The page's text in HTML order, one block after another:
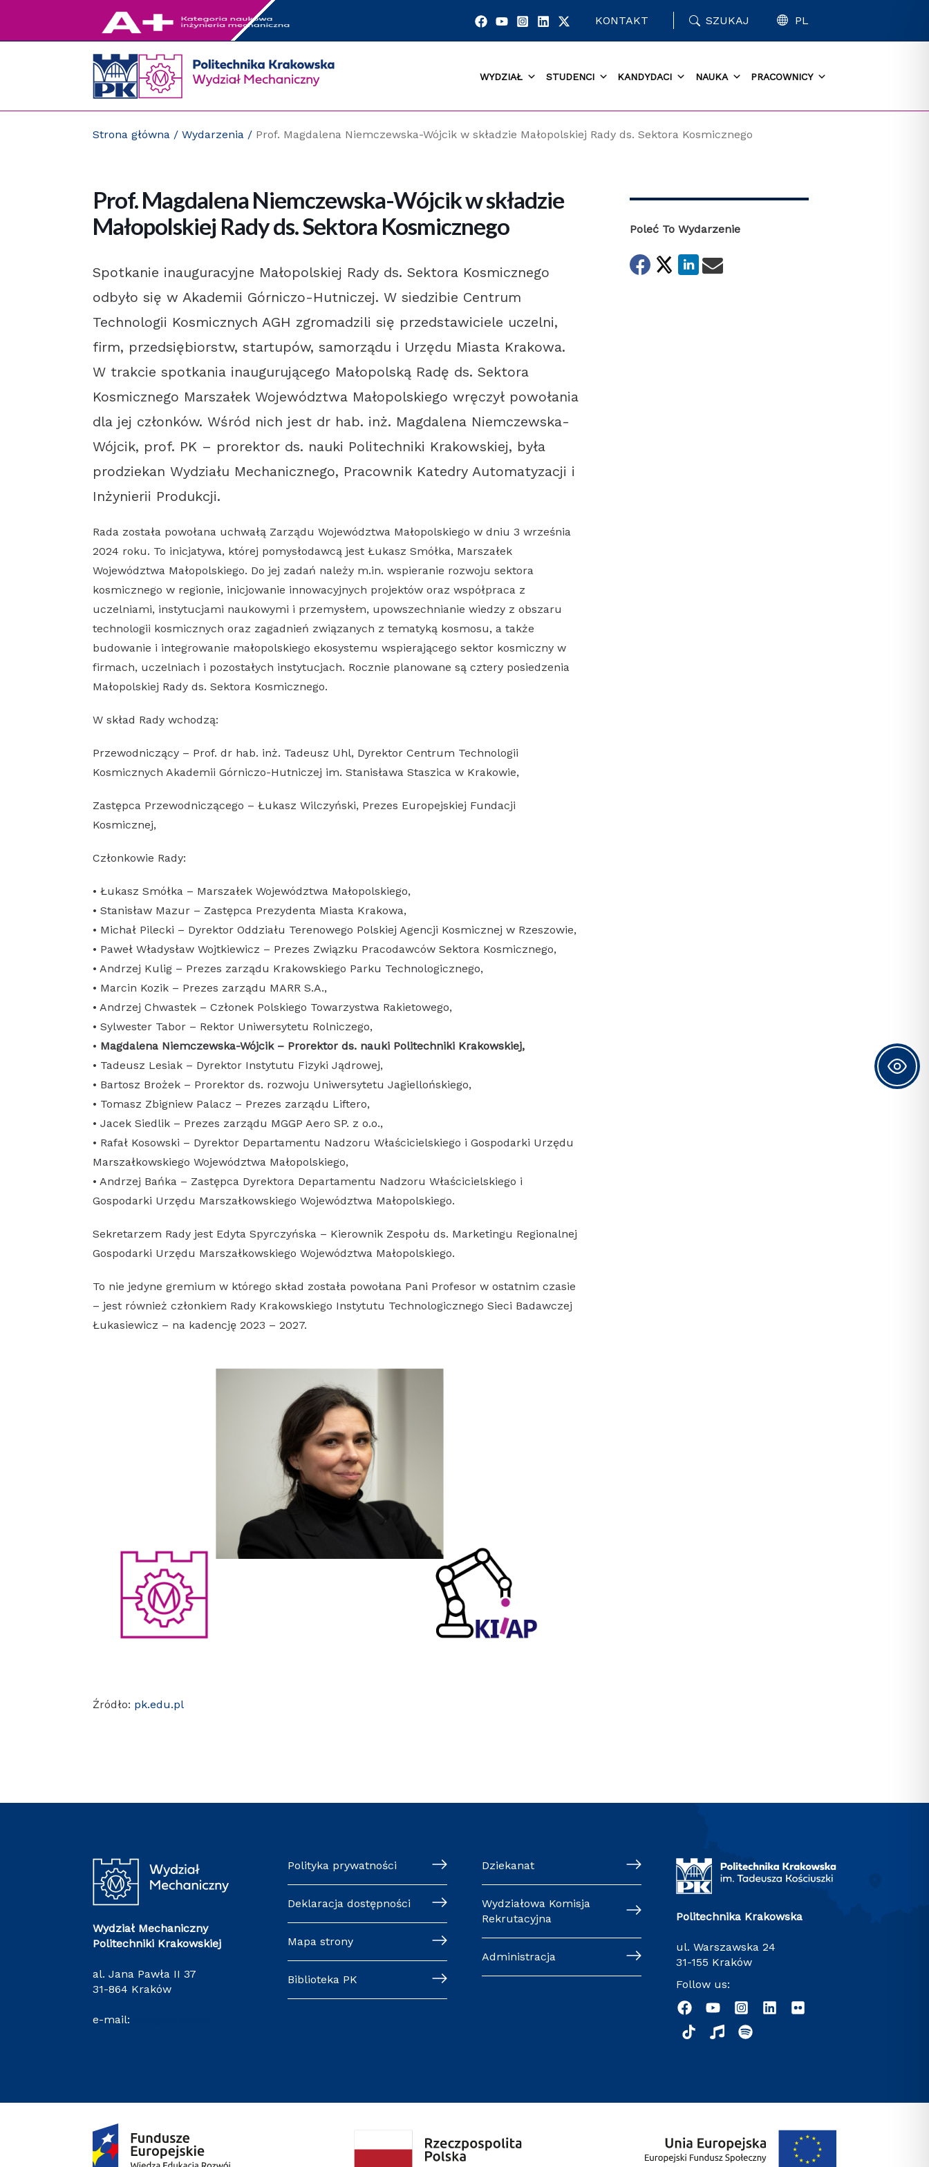
KONTAKT SZUKAJ PL
WYDZIAŁ STUDENCI KANDYDACI NAUKA PRACOWNICY
Strona główna /Wydarzenia / Prof. Magdalena Niemczewska-Wójcik w składzie Małopolskiej Rady ds. Sektora Kosmicznego
Prof. Magdalena Niemczewska-Wójcik w składzie
Małopolskiej Rady ds. Sektora Kosmicznego
Spotkanie inauguracyjne Małopolskiej Rady ds. Sektora Kosmicznego
odbyło się w Akademii Górniczo-Hutniczej. W siedzibie Centrum
Technologii Kosmicznych AGH zgromadzili się przedstawiciele uczelni,
firm, przedsiębiorstw, startupów, samorządu i Urzędu Miasta Krakowa.
W trakcie spotkania inaugurującego Małopolską Radę ds. Sektora
Kosmicznego Marszałek Województwa Małopolskiego wręczył powołania
dla jej członków. Wśród nich jest dr hab. inż. Magdalena Niemczewska-
Wójcik, prof. PK – prorektor ds. nauki Politechniki Krakowskiej, była
prodziekan Wydziału Mechanicznego, Pracownik Katedry Automatyzacji i
Inżynierii Produkcji.
Rada została powołana uchwałą Zarządu Województwa Małopolskiego w dniu 3 września
2024 roku. To inicjatywa, której pomysłodawcą jest Łukasz Smółka, Marszałek
Województwa Małopolskiego. Do jej zadań należy m.in. wspieranie rozwoju sektora
kosmicznego w regionie, inicjowanie innowacyjnych projektów oraz współpraca z
uczelniami, instytucjami naukowymi i przemysłem, upowszechnianie wiedzy z obszaru
technologii kosmicznych oraz zagadnień związanych z tematyką kosmosu, a także
budowanie i integrowanie małopolskiego ekosystemu wspierającego sektor kosmiczny w
firmach, uczelniach i pozostałych instytucjach. Rocznie planowane są cztery posiedzenia
Małopolskiej Rady ds. Sektora Kosmicznego.
W skład Rady wchodzą:
Przewodniczący – Prof. dr hab. inż. Tadeusz Uhl, Dyrektor Centrum Technologii
Kosmicznych Akademii Górniczo-Hutniczej im. Stanisława Staszica w Krakowie,
Zastępca Przewodniczącego – Łukasz Wilczyński, Prezes Europejskiej Fundacji
Kosmicznej,
Członkowie Rady:
• Łukasz Smółka – Marszałek Województwa Małopolskiego,
• Stanisław Mazur – Zastępca Prezydenta Miasta Krakowa,
• Michał Pilecki – Dyrektor Oddziału Terenowego Polskiej Agencji Kosmicznej w Rzeszowie,
• Paweł Władysław Wojtkiewicz – Prezes Związku Pracodawców Sektora Kosmicznego,
• Andrzej Kulig – Prezes zarządu Krakowskiego Parku Technologicznego,
• Marcin Kozik – Prezes zarządu MARR S.A.,
• Andrzej Chwastek – Członek Polskiego Towarzystwa Rakietowego,
• Sylwester Tabor – Rektor Uniwersytetu Rolniczego,
• Magdalena Niemczewska-Wójcik – Prorektor ds. nauki Politechniki Krakowskiej,
• Tadeusz Lesiak – Dyrektor Instytutu Fizyki Jądrowej,
• Bartosz Brożek – Prorektor ds. rozwoju Uniwersytetu Jagiellońskiego,
• Tomasz Zbigniew Palacz – Prezes zarządu Liftero,
• Jacek Siedlik – Prezes zarządu MGGP Aero SP. z o.o.,
• Rafał Kosowski – Dyrektor Departamentu Nadzoru Właścicielskiego i Gospodarki Urzędu
Marszałkowskiego Województwa Małopolskiego,
• Andrzej Bańka – Zastępca Dyrektora Departamentu Nadzoru Właścicielskiego i
Gospodarki Urzędu Marszałkowskiego Województwa Małopolskiego.
Sekretarzem Rady jest Edyta Spyrczyńska – Kierownik Zespołu ds. Marketingu Regionalnej
Gospodarki Urzędu Marszałkowskiego Województwa Małopolskiego.
To nie jedyne gremium w którego skład została powołana Pani Profesor w ostatnim czasie
– jest również członkiem Rady Krakowskiego Instytutu Technologicznego Sieci Badawczej
Łukasiewicz – na kadencję 2023 – 2027.
Źródło: pk.edu.pl
Poleć To Wydarzenie
Wydział Mechaniczny
Politechniki Krakowskiej
al. Jana Pawła II 37
31-864 Kraków
e-mail:
Polityka prywatności
Deklaracja dostępności
Mapa strony
Biblioteka PK
Dziekanat
Wydziałowa Komisja
Rekrutacyjna
Administracja
Politechnika Krakowska
ul. Warszawska 24
31-155 Kraków
Follow us: